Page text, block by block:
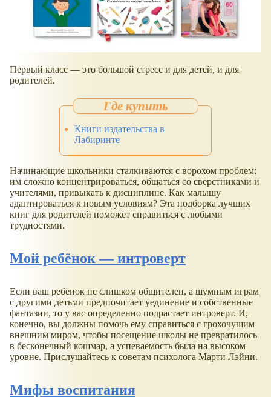
Первый класс — это большой стресс и для детей, и для
родителей.
Книги издательства в
Лабиринте
Начинающие школьники сталкиваются с ворохом проблем:
им сложно концентрироваться, общаться со сверстниками и
учителями, привыкать к дисциплине. Как малышу
адаптироваться к новым условиям? Эта подборка лучших
книг для родителей поможет справиться с любыми
трудностями.
Мой ребёнок — интроверт
Если ваш ребенок не слишком общителен, а шумным играм
с другими детьми предпочитает уединение и собственные
фантазии, то у вас определенно подрастает интроверт. И,
конечно, вы должны помочь ему справиться с грохочущим
внешним миром, чтобы посещение школы не превратилось
в бесконечный кошмар, а успеваемость была на высоком
уровне. Прислушайтесь к советам психолога Марти Лэйни.
Мифы воспитания